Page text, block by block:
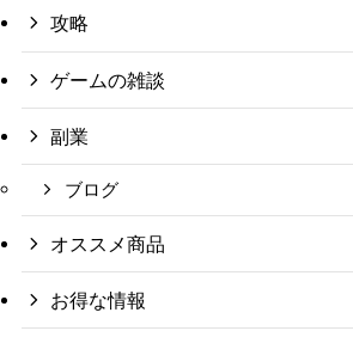
攻略
ゲームの雑談
副業
ブログ
オススメ商品
お得な情報